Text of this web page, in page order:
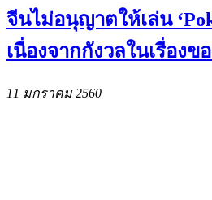
จีนไม่อนุญาตให้เล่น
เนื่องจากกังวลในเรื่อง
11 มกราคม 2560